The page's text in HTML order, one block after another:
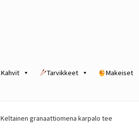
Kahvit Tarvikkeet Makeiset
Keltainen granaattiomena karpalo tee